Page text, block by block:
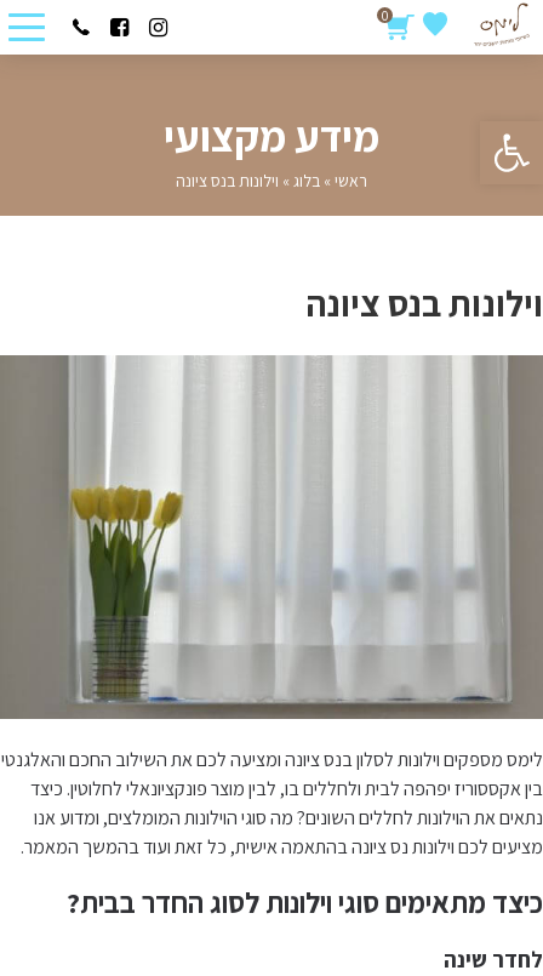
פתח סרגל נגישות
0
מידע מקצועי
ראשי » בלוג » וילונות בנס ציונה
וילונות בנס ציונה
לימס מספקים וילונות לסלון בנס ציונה ומציעה לכם את השילוב החכם והאלגנטי
בין אקססוריז יפהפה לבית ולחללים בו, לבין מוצר פונקציונאלי לחלוטין. כיצד
נתאים את הוילונות לחללים השונים? מה סוגי הוילונות המומלצים, ומדוע אנו
מציעים לכם וילונות נס ציונה בהתאמה אישית, כל זאת ועוד בהמשך המאמר.
כיצד מתאימים סוגי וילונות לסוג החדר בבית?
לחדר שינה